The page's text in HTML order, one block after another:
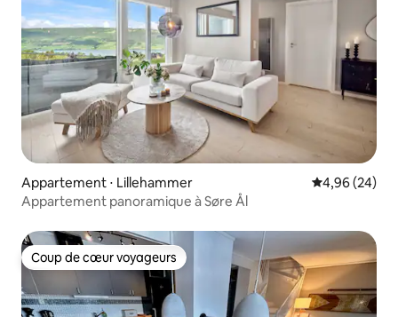
Appartement ⋅ Lillehammer Évaluation
4,96 (24)
Appartement panoramique à Søre Ål
Coup de cœur voyageurs
Coup de cœur voyageurs